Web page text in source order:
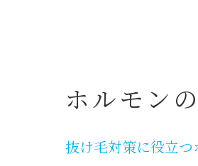
ホルモン
抜け毛対策に役立